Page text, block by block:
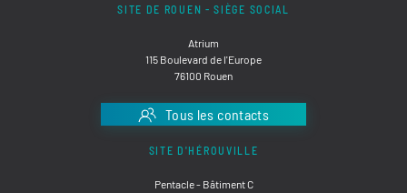
SITE DE ROUEN - SIÈGE SOCIAL
Atrium
115 Boulevard de l'Europe
76100 Rouen
Tous les contacts
SITE D'HÉROUVILLE
Pentacle - Bâtiment C